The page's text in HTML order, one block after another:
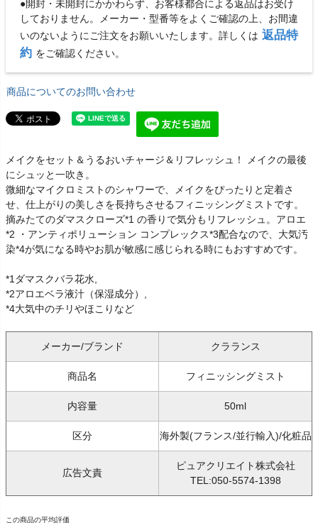
●開封・未開封にかかわらず、お客様都合による返品はお受け
しておりません。メーカー・型番等をよくご確認の上、お間違
いのないようにご注文をお願いいたします。詳しくは 返品特
約 をご確認ください。
商品についてのお問い合わせ
メイクをセット＆うるおいチャージ＆リフレッシュ！ メイクの最後
にシュッと一吹き。
微細なマイクロミストのシャワーで、メイクをぴったりと定着さ
せ、仕上がりの美しさを長持ちさせるフィニッシングミストです。
摘みたてのダマスクローズ*1 の香りで気分もリフレッシュ。アロエ
*2 ・アンティポリューション コンプレックス*3配合なので、大気汚
染*4が気になる時やお肌が敏感に感じられる時にもおすすめです。
*1ダマスクバラ花水,
*2アロエベラ液汁（保湿成分）,
*4大気中のチリやほこりなど
メーカー/ブランド クラランス
商品名 フィニッシングミスト
内容量 50ml
区分 海外製(フランス/並行輸入)/化粧品
広告文責
ピュアクリエイト株式会社
TEL:050-5574-1398